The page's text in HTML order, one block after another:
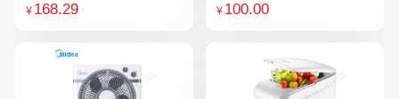
￥ 168.29 ￥ 100.00